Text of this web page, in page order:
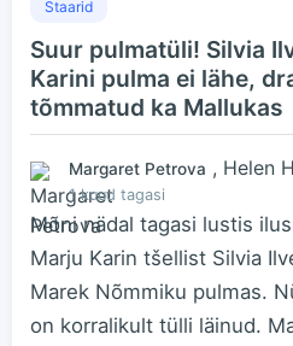
Staarid
Suur pulmatüli! Silvia
Karini pulma ei lähe,
tõmmatud ka Mallukas
Margaret Petrova , Helen
1 kuud tagasi
Mõni nädal tagasi lustis
Marju Karin tšellist Silvia
Marek Nõmmiku pulmas.
on korralikult tülli läinud.